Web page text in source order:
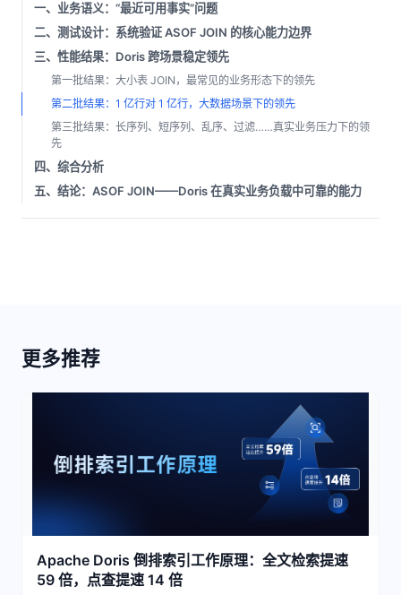
一、业务语义：“最近可用事实”问题
二、测试设计：系统验证 ASOF JOIN 的核心能力边界
三、性能结果：Doris 跨场景稳定领先
第一批结果：大小表 JOIN，最常见的业务形态下的领先
第二批结果：1 亿行对 1 亿行，大数据场景下的领先
第三批结果：长序列、短序列、乱序、过滤……真实业务压力下的领
先
四、综合分析
五、结论：ASOF JOIN——Doris 在真实业务负载中可靠的能力
更多推荐
Apache Doris 倒排索引工作原理：全文检索提速
59 倍，点查提速 14 倍